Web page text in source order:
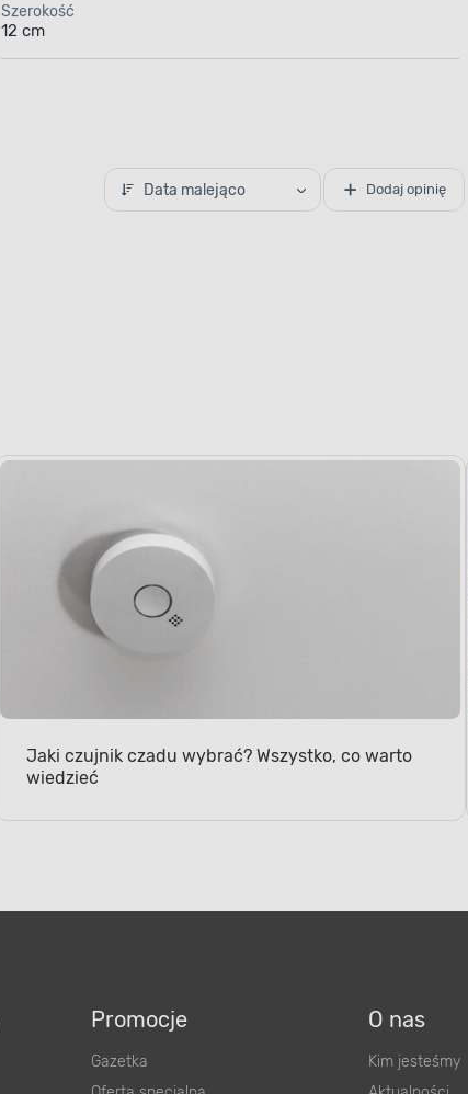
Szerokość
12 cm
Data malejąco Dodaj opinię
Jaki czujnik czadu wybrać? Wszystko, co warto
wiedzieć
Promocje
Gazetka
O nas
Kim jesteśmy